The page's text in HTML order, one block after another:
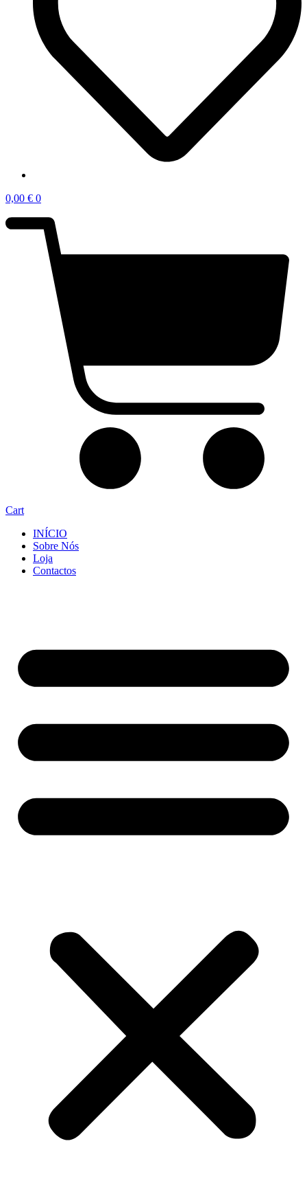
0,00 € 0
Cart
INÍCIO
Sobre Nós
Loja
Contactos